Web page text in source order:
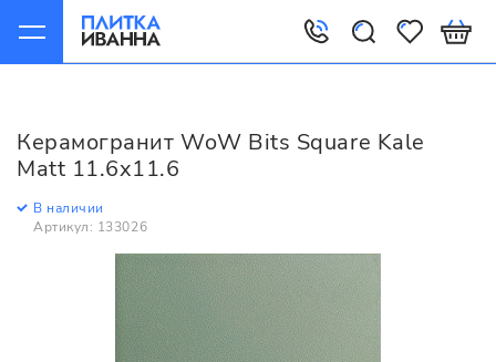
Керамогранит WoW Bits Square Kale
Matt 11.6x11.6
В наличии
Артикул: 133026